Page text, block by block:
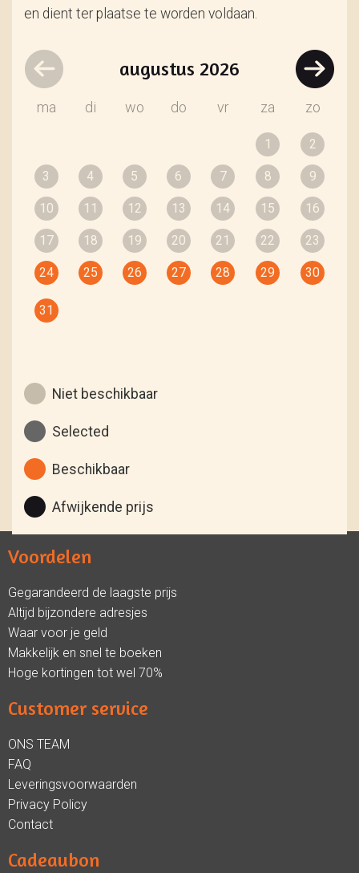
en dient ter plaatse te worden voldaan.
augustus 2026
ma di wo do vr za zo
1 2
3 4 5 6 7 8 9
10 11 12 13 14 15 16
17 18 19 20 21 22 23
24 25 26 27 28 29 30
31
Niet beschikbaar
Selected
Beschikbaar
Afwijkende prijs
Voordelen
Gegarandeerd de laagste prijs
Altijd bijzondere adresjes
Waar voor je geld
Makkelijk en snel te boeken
Hoge kortingen tot wel 70%
Customer service
ONS TEAM
FAQ
Leveringsvoorwaarden
Privacy Policy
Contact
Cadeaubon